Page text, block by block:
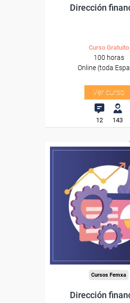
Dirección
Curso Gratuito
100 horas
Online (toda
Ver curso
12 143
Descuentos
Sin requisitos de
Compra segura
Cursos Femxa
Dirección